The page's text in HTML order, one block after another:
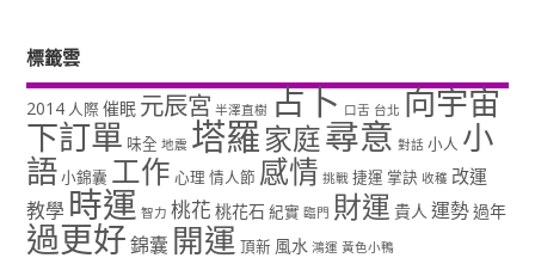
標籤雲
2014 人際 催眠 元辰宮 半澤直樹 占卜 口舌 台北 向宇宙
下訂單 味全 地震 塔羅家庭尋意 對話 小人 小
語小錦囊 工作 心理 情人節 感情 挑戰 捷運 掌訣 收穫 改運
教學 時運 智力 桃花 桃花石 紀實 臨門 財運 貴人 運勢過年
過更好錦囊 開運 頂新 風水 鴻運 黃色小鴨